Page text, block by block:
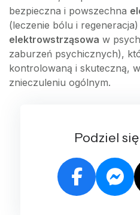
bezpieczna i powszechna
(leczenie bólu i
elektrowstrząsowa w
zaburzeń psychicznych),
kontrolowaną i skuteczną,
znieczuleniu ogólnym.
Podziel